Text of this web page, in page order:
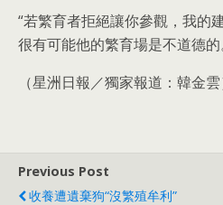
“若繁育者拒絕讓你參觀，我的
很有可能他的繁育場是不道德的
（星洲日報／獨家報道：韓金雲
Previous Post
收養遭遺棄狗“沒繁殖牟利”